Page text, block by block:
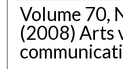
Volume 70,
(2008) Arts